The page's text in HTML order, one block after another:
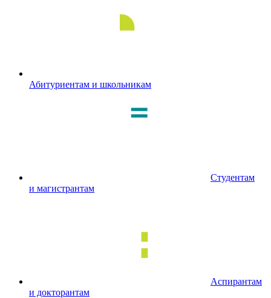
Абитуриентам и школьникам
Студентам
и магистрантам
Аспирантам
и докторантам